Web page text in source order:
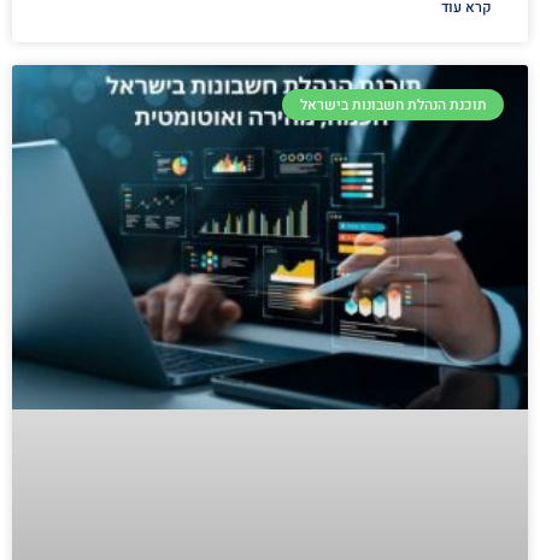
קרא עוד
תוכנת הנהלת חשבונות בישראל